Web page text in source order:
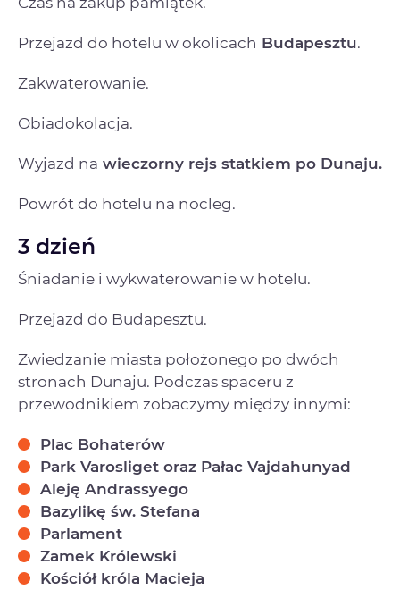
Przejazd do hotelu w okolicach Budapesztu.
Zakwaterowanie.
Obiadokolacja.
Wyjazd na wieczorny rejs statkiem po Dunaju.
Powrót do hotelu na nocleg.
3 dzień
Śniadanie i wykwaterowanie w hotelu.
Przejazd do Budapesztu.
Zwiedzanie miasta położonego po dwóch
stronach Dunaju. Podczas spaceru z
przewodnikiem zobaczymy między innymi:
Plac Bohaterów
Park Varosliget oraz Pałac Vajdahunyad
Aleję Andrassyego
Bazylikę św. Stefana
Parlament
Zamek Królewski
Kościół króla Macieja